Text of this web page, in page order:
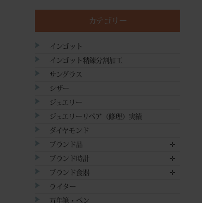
カテゴリー
インゴット
インゴット精錬分割加工
サングラス
シザー
ジュエリー
ジュエリーリペア（修理）実績
ダイヤモンド
ブランド品 ✛
ブランド時計 ✛
ブランド食器 ✛
ライター
万年筆・ペン